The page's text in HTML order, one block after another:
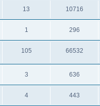
13 10716
1 296
105 66532
3 636
4 443